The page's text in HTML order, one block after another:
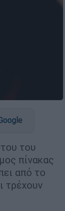
του
πίνακας
από το
τρέχουν